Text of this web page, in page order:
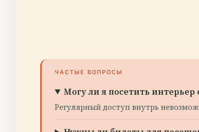
ЧАСТЫЕ ВОПРОСЫ
Могу ли я посетить
Регулярный доступ внутрь